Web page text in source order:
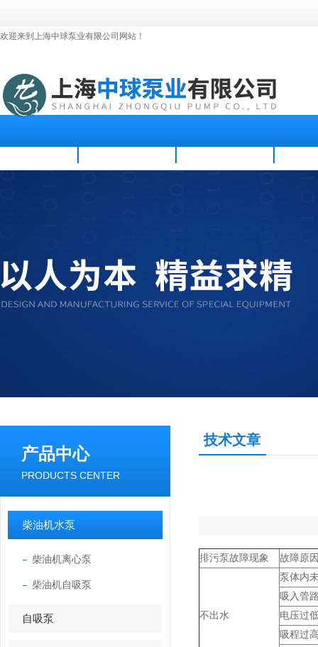
欢迎来到上海中球泵业有限公司网站！
产品中心
PRODUCTS CENTER
柴油机水泵
柴油机离心泵
柴油机自吸泵
自吸泵
技术文章
排污泵故障现象 故障原
不出水
泵体内
吸入管
电压过
吸程过